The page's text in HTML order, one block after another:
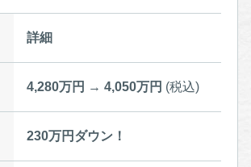
詳細
4,280万円 → 4,050万円 (税込)
230万円ダウン！